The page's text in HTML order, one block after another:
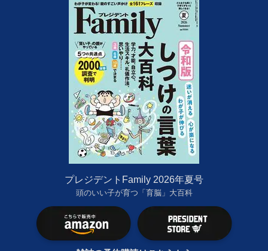
プレジデントFamily 2026年夏号
頭のいい子が育つ「育脳」大百科